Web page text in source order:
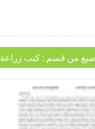
من قسم : كتب زراعة